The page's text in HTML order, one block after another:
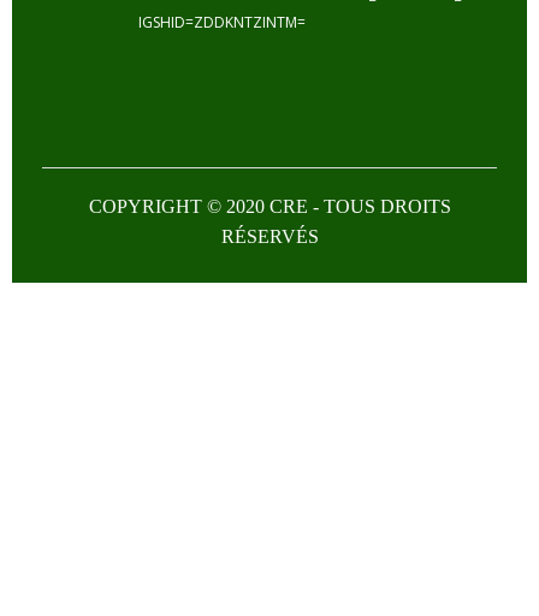
IGSHID=ZDDKNTZINTM=
COPYRIGHT © 2020 CRE - TOUS DROITS
RÉSERVÉS